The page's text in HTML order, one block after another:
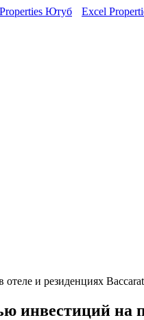
Ютуб Excel
и резиденциях
инвестиций на